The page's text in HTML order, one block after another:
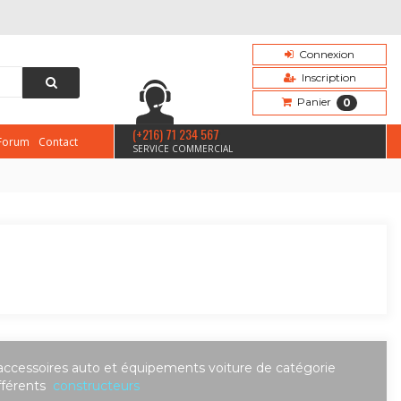
Connexion
Inscription
Panier
0
Contact (+216) 71 234 567
SERVICE COMMERCIAL
auto et équipements voiture de catégorie
constructeurs